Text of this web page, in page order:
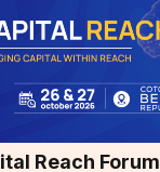
Reach